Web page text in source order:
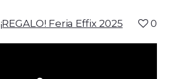
¡REGALO! Feria Effix 2025 0